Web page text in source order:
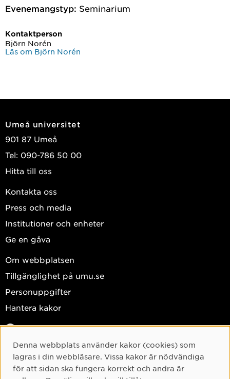
Evenemangstyp: Seminarium
Kontaktperson
Björn Norén
Läs om Björn Norén
Umeå universitet
901 87 Umeå
Tel: 090-786 50 00
Hitta till oss
Kontakta oss
Press och media
Institutioner och enheter
Ge en gåva
Om webbplatsen
Tillgänglighet på umu.se
Personuppgifter
Hantera kakor
Facebook
Instagram
TikTok
Youtube
Cookie-samtycke
Denna webbplats använder kakor (cookies) som
lagras i din webbläsare. Vissa kakor är nödvändiga
för att sidan ska fungera korrekt och andra är